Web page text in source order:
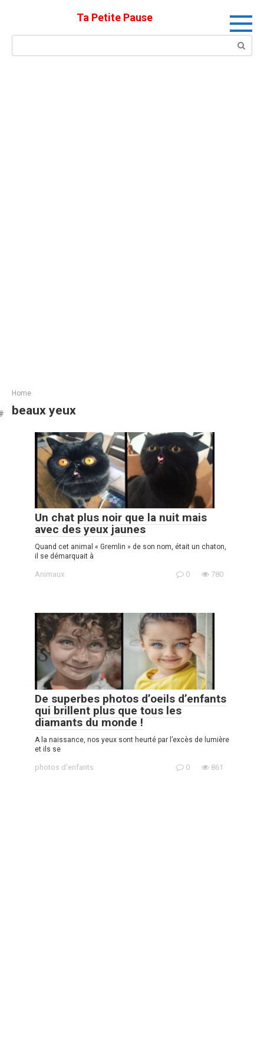
Ta Petite Pause
Search:
Home
beaux yeux
Un chat plus noir que la nuit mais
avec des yeux jaunes
Quand cet animal « Gremlin » de son nom, était un chaton,
il se démarquait à
Animaux 0 780
De superbes photos d’oeils d’enfants
qui brillent plus que tous les
diamants du monde !
A la naissance, nos yeux sont heurté par l’excès de lumière
et ils se
photos d'enfants 0 861